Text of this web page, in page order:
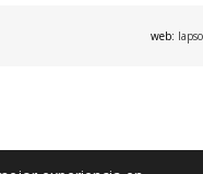
web: lapso